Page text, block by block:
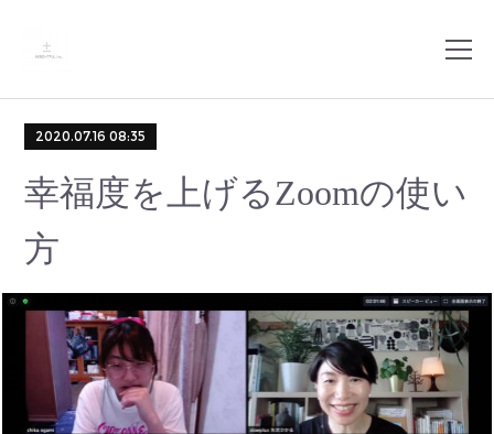
2020.07.16 08:35
幸福度を上げるZoomの使い
方